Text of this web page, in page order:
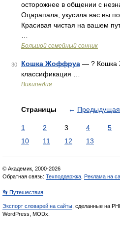
осторожнее в общении с
Оцарапала, укусила вас вы
Красивая чистая на вашем
Большой семейный сонник
30 Кошка Жоффруа — ? Кошка
классификация …
Википедия
Страницы ← Предыдущая
1 2 3 4 5
10
11 12 13
© Академик, 2000-2026
Обратная связь: Техподдержка Реклама на
👣 Путешествия
Экспорт словарей на сайты , сделанные на
WordPress, MODx.